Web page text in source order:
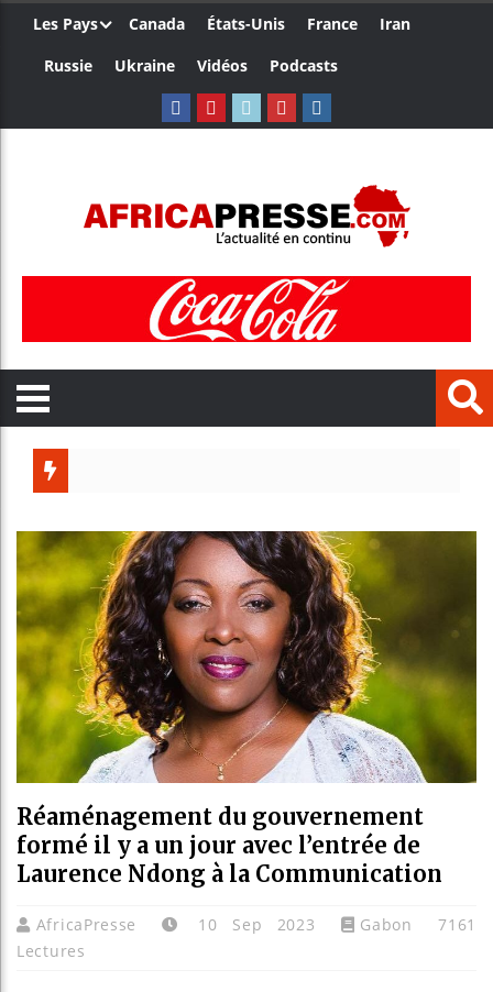
Les Pays Canada États-Unis France
Iran
Russie
Ukraine Vidéos Podcasts
Réaménagement du gouvernement
formé il y a un jour avec l’entrée de
Laurence Ndong à la Communication
AfricaPresse 10 Sep 2023 Gabon
7161
Lectures